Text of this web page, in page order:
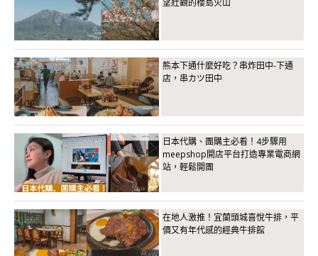
熊本下通什麼好吃？串炸田中-下通
店，串カツ田中
日本代購、團購主必看！4步驟用
meepshop開店平台打造專業電商網
站，輕鬆開團
在地人激推！宜蘭頭城喜悅牛排，平
價又有年代感的經典牛排館